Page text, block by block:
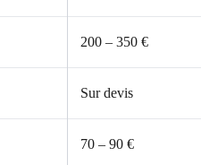
200 – 350 €
Sur devis
70 – 90 €